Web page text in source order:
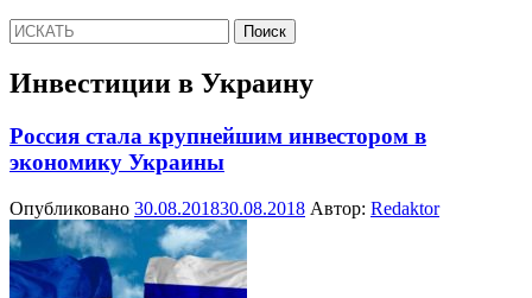
Инвестиции в Украину
Россия стала крупнейшим инвестором в
экономику Украины
Опубликовано 30.08.201830.08.2018 Автор: Redaktor